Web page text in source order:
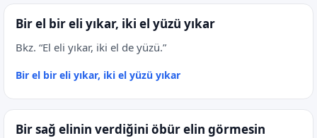
Bir el bir eli yıkar, iki el yüzü yıkar
Bkz. “El eli yıkar, iki el de yüzü.”
Bir el bir eli yıkar, iki el yüzü yıkar
Bir sağ elinin verdiğini öbür elin görmesin